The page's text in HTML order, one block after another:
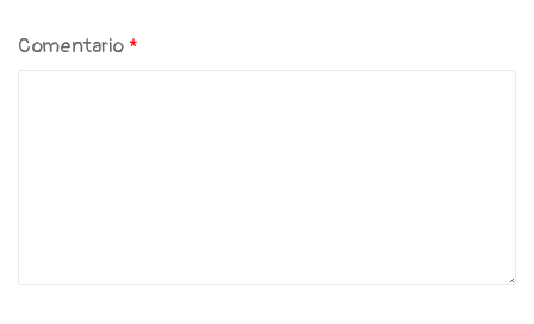
Comentario *